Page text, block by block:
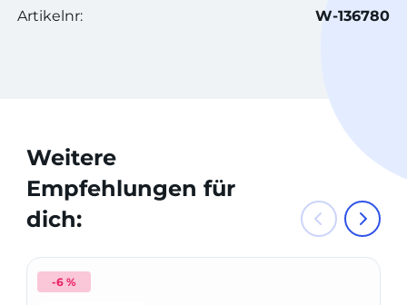
Artikelnr: W-136780
Weitere
Empfehlungen für
dich:
-6 %